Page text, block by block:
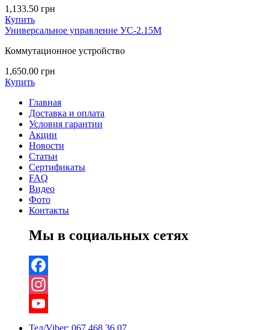
1,133.50 грн
Купить
Универсальное управление УС-2.15M
Коммутационное устройство
1,650.00 грн
Купить
Главная
Доставка и оплата
Условия гарантии
Акции
Новости
Статьи
Сертификаты
FAQ
Видео
Фото
Контакты
Мы в социальных сетях
Facebook
Instagram
YouTube